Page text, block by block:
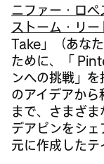
ニファー・ロペ
ストーム・リー
Take」（あな
ために、「
ンへの挑戦」
のアイデアから
まで、さまざ
デアピンをシェ
元に作成したテ